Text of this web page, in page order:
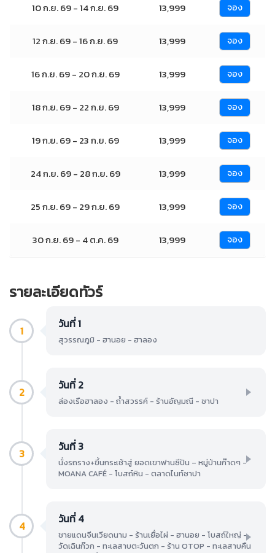
10 ก.ย. 69 - 14 ก.ย. 69 13,999 จอง
12 ก.ย. 69 - 16 ก.ย. 69 13,999 จอง
16 ก.ย. 69 - 20 ก.ย. 69 13,999 จอง
18 ก.ย. 69 - 22 ก.ย. 69 13,999 จอง
19 ก.ย. 69 - 23 ก.ย. 69 13,999 จอง
24 ก.ย. 69 - 28 ก.ย. 69 13,999 จอง
25 ก.ย. 69 - 29 ก.ย. 69 13,999 จอง
30 ก.ย. 69 - 4 ต.ค. 69 13,999 จอง
รายละเอียดทัวร์
1 วันที่ 1
สุวรรณภูมิ - ฮานอย - ฮาลอง
2 วันที่ 2
ล่องเรือฮาลอง - ถ้ำสวรรค์ - ร้านอัญมณี - ซาปา
3 วันที่ 3
นั่งรถราง+ขึ้นกระเช้าสู่ ยอดเขาฟานซีปัน – หมู่บ้านก๊าดๆ -
MOANA CAFÉ - โบสถ์หิน - ตลาดไนท์ซาปา
4 วันที่ 4
ชายแดนจีนเวียดนาม - ร้านเยื่อไผ่ - ฮานอย - โบสถ์ใหญ่ -
วัดเฉินก๊วก - ทะเลสาบตะวันตก - ร้าน OTOP - ทะเลสาบคืน